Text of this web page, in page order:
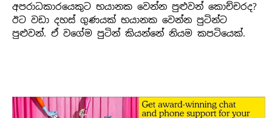
අපරාධකාරයෙකුට භයානක වෙන්න පුළුවන් කොච්චරද?
ඊට වඩා දහස් ගුණයක් භයානක වෙන්න පුටින්ට
පුළුවන්. ඒ වගේම පුටින් කියන්නේ නියම කපටියෙක්.